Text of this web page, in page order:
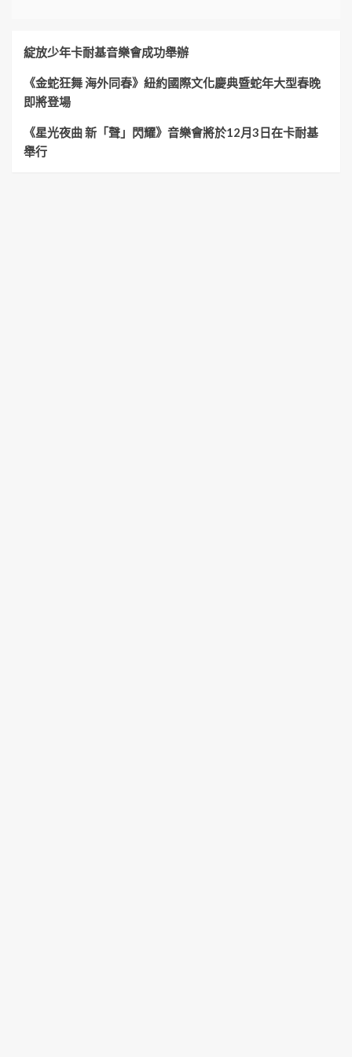
綻放少年卡耐基音樂會成功舉辦
《金蛇狂舞 海外同春》紐約國際文化慶典暨蛇年大型春晚
即將登場
《星光夜曲 新「聲」閃耀》音樂會將於12月3日在卡耐基
舉行